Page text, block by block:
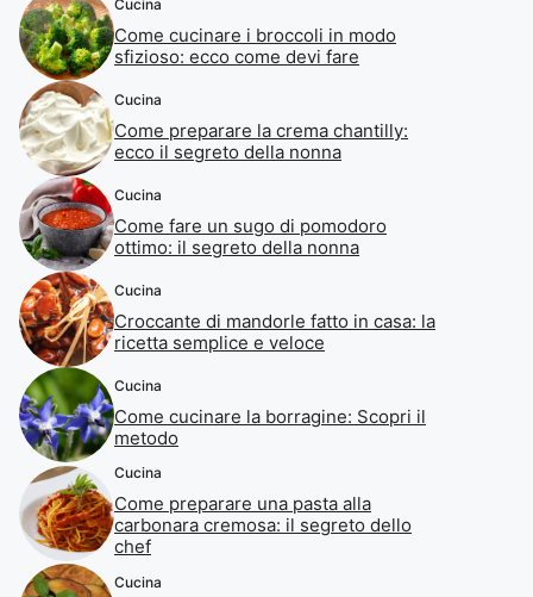
Cucina
Come cucinare i broccoli in modo
sfizioso: ecco come devi fare
Cucina
Come preparare la crema chantilly:
ecco il segreto della nonna
Cucina
Come fare un sugo di pomodoro
ottimo: il segreto della nonna
Cucina
Croccante di mandorle fatto in casa: la
ricetta semplice e veloce
Cucina
Come cucinare la borragine: Scopri il
metodo
Cucina
Come preparare una pasta alla
carbonara cremosa: il segreto dello
chef
Cucina